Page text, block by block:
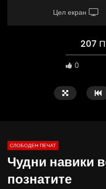
Цел екран
207
0
09:38
СЛОБОДЕН ПЕЧАТ
Чудни навики
познатите